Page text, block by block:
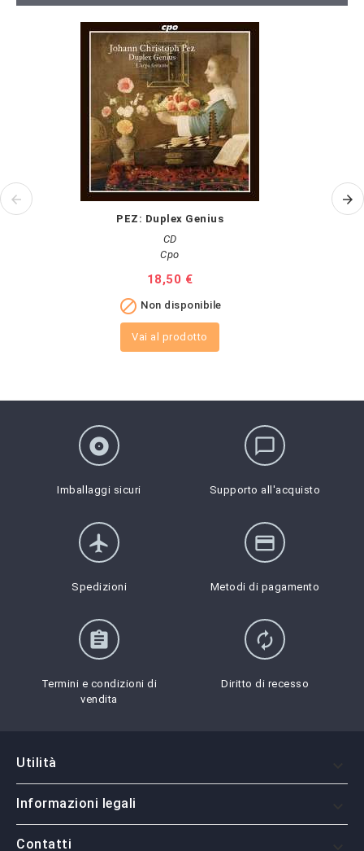
PEZ: Duplex Genius
CD
Cpo
Prezzo
18,50 €
 Non disponibile
Vai al prodotto
album
Imballaggi sicuri
chat_bubble_outline
Supporto all'acquisto
flight
Spedizioni
credit_card
Metodi di pagamento
assignment
Termini e condizioni di
vendita
autorenew
Diritto di recesso
Utilità
Informazioni legali
Contatti